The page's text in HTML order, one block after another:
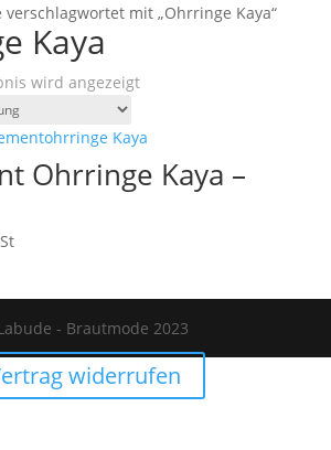
mit „Ohrringe Kaya“
Kaya
wird angezeigt
Ohrringe Kaya –
- Brautmode 2023
widerrufen